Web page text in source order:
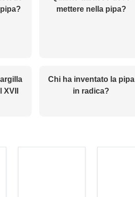
mettere nella pipa?
Chi ha inventato la pipa
in radica?